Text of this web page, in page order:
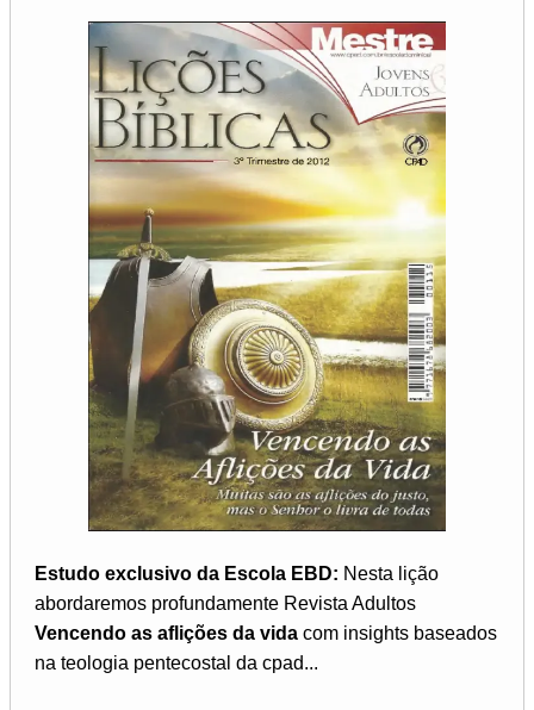
Estudo exclusivo da Escola EBD: Nesta lição
abordaremos profundamente Revista Adultos
Vencendo as aflições da vida com insights baseados
na teologia pentecostal da cpad...